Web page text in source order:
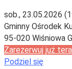
sob., 23.05.2026
Gminny Ośrodek
95-020 Wiśniowa
Zarezerwuj już
Podziel się